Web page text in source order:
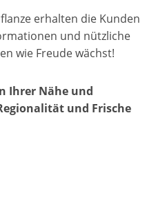
erhalten die Kunden
und nützliche
wie Freude wächst!
Ihrer Nähe und
und Frische